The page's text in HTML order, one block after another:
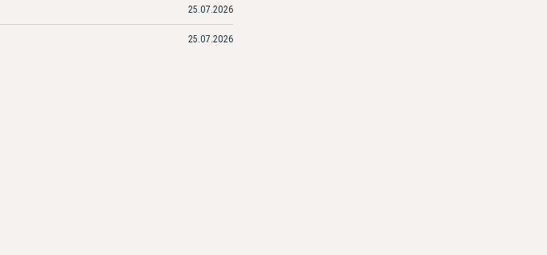
25.07.2026
25.07.2026